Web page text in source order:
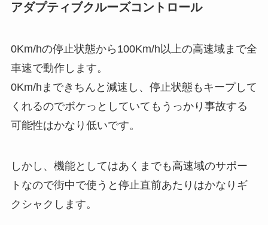
アダプティブクルーズコントロール
0Km/hの停止状態から100Km/h以上の高速域まで全
車速で動作します。
0Km/hまできちんと減速し、停止状態もキープして
くれるのでボケっとしていてもうっかり事故する
可能性はかなり低いです。
しかし、機能としてはあくまでも高速域のサポー
トなので街中で使うと停止直前あたりはかなりギ
クシャクします。